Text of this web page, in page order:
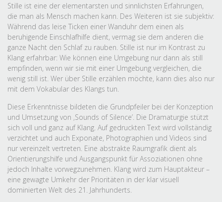
Stille ist eine der elementarsten und sinnlichsten Erfahrungen,
die man als Mensch machen kann. Des Weiteren ist sie subjektiv:
Während das leise Ticken einer Wanduhr dem einen als
beruhigende Einschlafhilfe dient, vermag sie dem anderen die
ganze Nacht den Schlaf zu rauben. Stille ist nur im Kontrast zu
Klang erfahrbar: Wie können eine Umgebung nur dann als still
empfinden, wenn wir sie mit einer Umgebung vergleichen, die
wenig still ist. Wer über Stille erzählen möchte, kann dies also nur
mit dem Vokabular des Klangs tun.
Diese Erkenntnisse bildeten die Grundpfeiler bei der Konzeption
und Umsetzung von ‚Sounds of Silence’. Die Dramaturgie stützt
sich voll und ganz auf Klang. Auf gedruckten Text wird vollständig
verzichtet und auch Exponate, Photographien und Videos sind
nur vereinzelt vertreten. Eine abstrakte Raumgrafik dient als
Orientierungshilfe und Ausgangspunkt für Assoziationen ohne
jedoch Inhalte vorwegzunehmen. Klang wird zum Hauptakteur –
eine gewagte Umkehr der Prioritäten in der klar visuell
dominierten Welt des 21. Jahrhunderts.